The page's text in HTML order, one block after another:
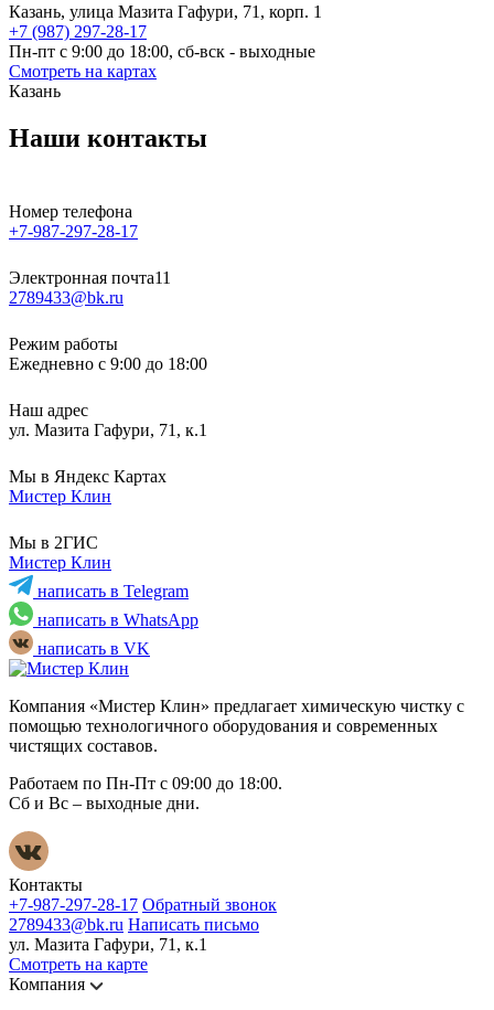
Казань, улица Мазита Гафури, 71, корп. 1
+7 (987) 297-28-17
Пн-пт с 9:00 до 18:00, сб-вск - выходные
Смотреть на картах
Казань
Наши контакты
Номер телефона
+7-987-297-28-17
Электронная почта11
2789433@bk.ru
Режим работы
Ежедневно с 9:00 до 18:00
Наш адрес
ул. Мазита Гафури, 71, к.1
Мы в Яндекс Картах
Мистер Клин
Мы в 2ГИС
Мистер Клин
написать в Telegram
написать в WhatsApp
написать в VK
Компания «Мистер Клин» предлагает химическую чистку с
помощью технологичного оборудования и современных
чистящих составов.
Работаем по Пн-Пт с 09:00 до 18:00.
Сб и Вс – выходные дни.
Контакты
+7-987-297-28-17 Обратный звонок
2789433@bk.ru Написать письмо
ул. Мазита Гафури, 71, к.1
Смотреть на карте
Компания